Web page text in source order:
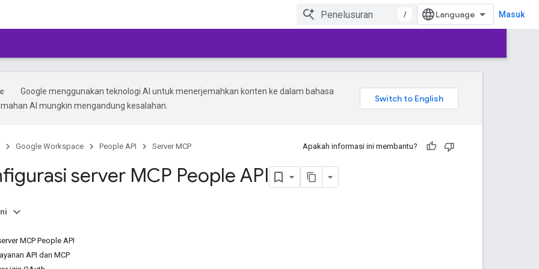
/ Masuk
Google menggunakan teknologi AI untuk menerjemahkan konten ke dalam bahasa
AI mungkin mengandung kesalahan.
Google Workspace People API Server MCP Apakah informasi ini membantu?
server MCP People API
MCP People API
API dan MCP